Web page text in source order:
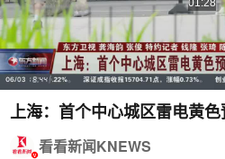
01:28
上海：首个中心城区雷电黄
看看新闻KNEWS